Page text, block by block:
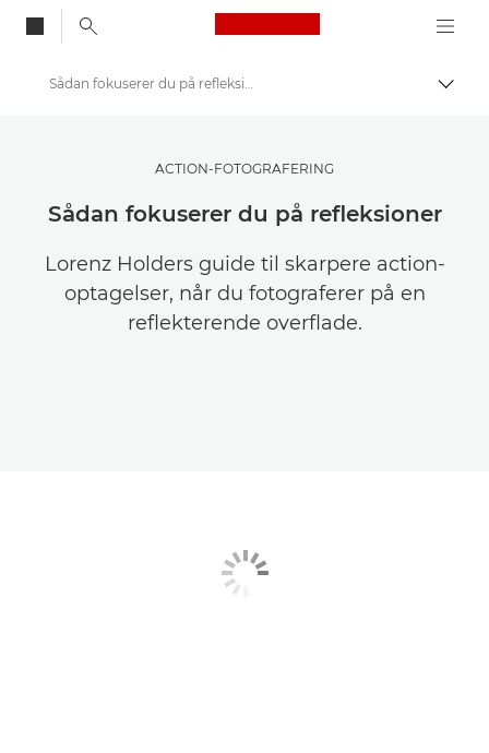
Canon Logo, back
Skift
Opbevar dine fotos og videoer for mindre
Sådan fokuserer du på refleksioner
ACTION-FOTOGRAFERING
Sådan fokuserer du på refleksioner
Lorenz Holders guide til skarpere action-
optagelser, når du fotograferer på en
reflekterende overflade.